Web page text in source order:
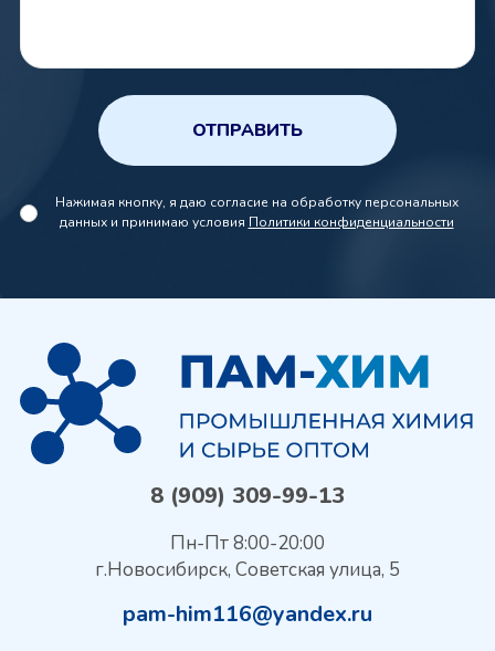
ОТПРАВИТЬ
Нажимая кнопку, я даю согласие на обработку персональных
данных и принимаю условия Политики конфиденциальности
8 (909) 309-99-13
Пн-Пт 8:00-20:00
г.Новосибирск, Советская улица, 5
pam-him116@yandex.ru